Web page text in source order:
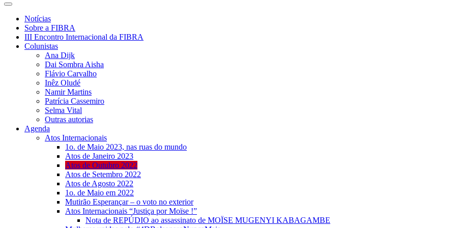
Notícias
Sobre a FIBRA
III Encontro Internacional da FIBRA
Colunistas
Ana Dijk
Dai Sombra Aisha
Flávio Carvalho
Inêz Oludé
Namir Martins
Patrícia Cassemiro
Selma Vital
Outras autorias
Agenda
Atos Internacionais
1o. de Maio 2023, nas ruas do mundo
Atos de Janeiro 2023
Atos de Outubro 2022
Atos de Setembro 2022
Atos de Agosto 2022
1o. de Maio em 2022
Mutirão Esperançar – o voto no exterior
Atos Internacionais “Justiça por Moïse !”
Nota de REPÚDIO ao assassinato de MOÏSE MUGENYI KABAGAMBE